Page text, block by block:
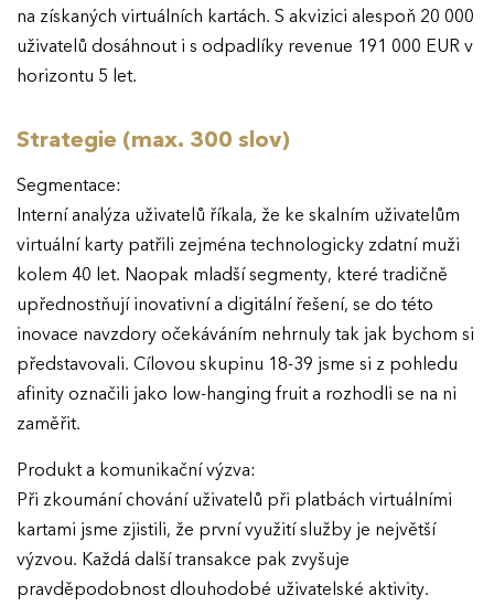
na získaných virtuálních kartách. S akvizici alespoň 20 000
uživatelů dosáhnout i s odpadlíky revenue 191 000 EUR v
horizontu 5 let.
Strategie (max. 300 slov)
Segmentace:
Interní analýza uživatelů říkala, že ke skalním uživatelům
virtuální karty patřili zejména technologicky zdatní muži
kolem 40 let. Naopak mladší segmenty, které tradičně
upřednostňují inovativní a digitální řešení, se do této
inovace navzdory očekáváním nehrnuly tak jak bychom si
představovali. Cílovou skupinu 18-39 jsme si z pohledu
afinity označili jako low-hanging fruit a rozhodli se na ni
zaměřit.
Produkt a komunikační výzva:
Při zkoumání chování uživatelů při platbách virtuálními
kartami jsme zjistili, že první využití služby je největší
výzvou. Každá další transakce pak zvyšuje
pravděpodobnost dlouhodobé uživatelské aktivity.